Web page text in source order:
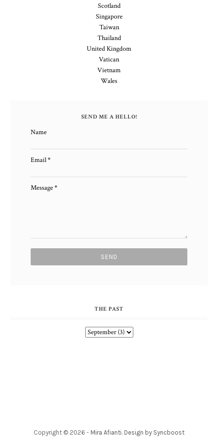
Scotland
Singapore
Taiwan
Thailand
United Kingdom
Vatican
Vietnam
Wales
SEND ME A HELLO!
Name
Email*
Message*
THE PAST
Copyright © 2026 - Mira Afianti. Design by Syncboost